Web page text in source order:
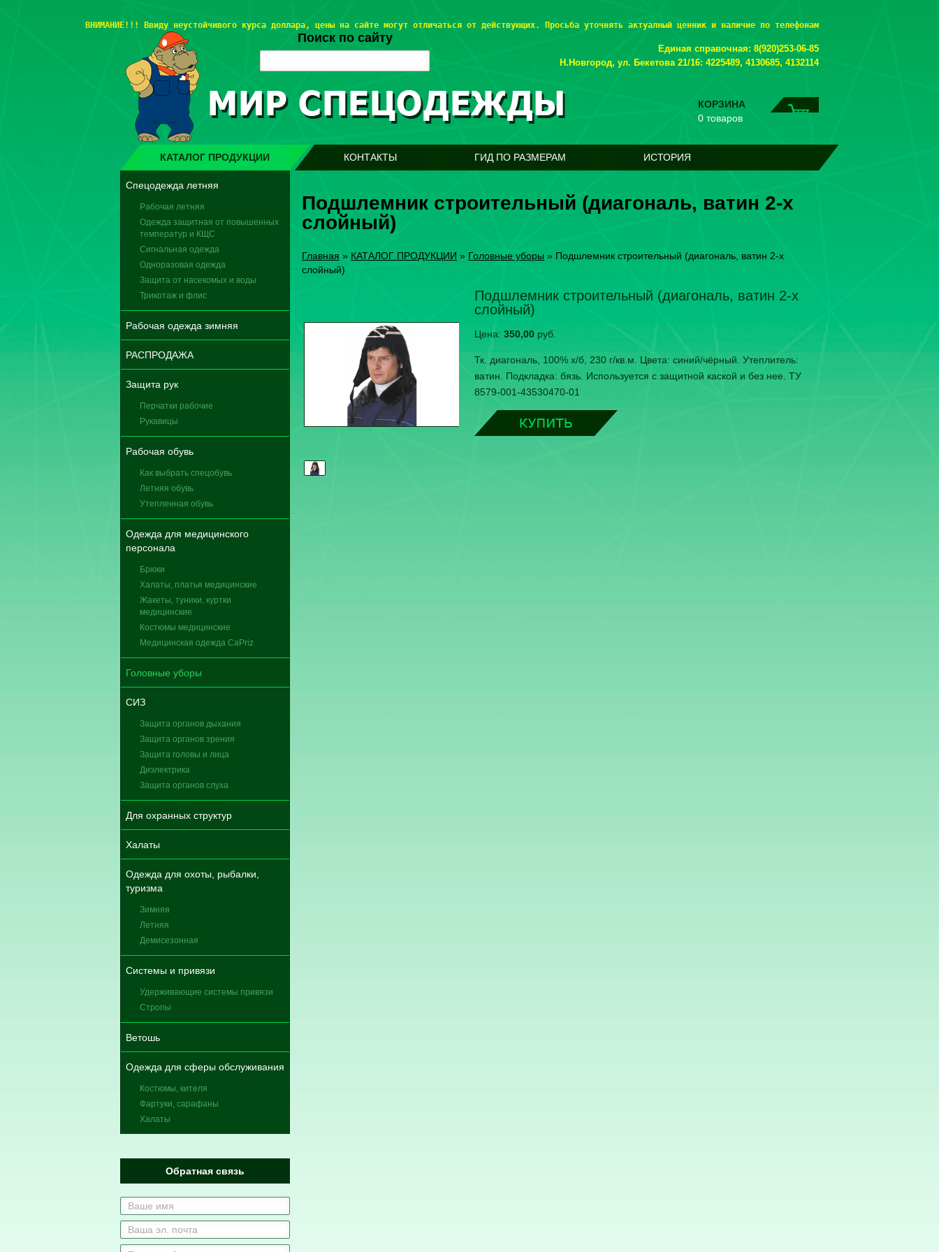
Поиск по сайту
КОРЗИНА
0 товаров
ВНИМАНИЕ!!! Ввиду неустойчивого курса доллара, цены на сайте могут отличаться от действующих. Просьба уточнять актуалный ценник и наличие по телефонам
Единая справочная: 8(920)253-06-85
Н.Новгород, ул. Бекетова 21/16: 4225489, 4130685, 4132114
КАТАЛОГ ПРОДУКЦИИ КОНТАКТЫ ГИД ПО РАЗМЕРАМ ИСТОРИЯ
Спецодежда летняя
Рабочая летняя
Одежда защитная от повышенных
температур и КЩС
Сигнальная одежда
Одноразовая одежда
Защита от насекомых и воды
Трикотаж и флис
Рабочая одежда зимняя
РАСПРОДАЖА
Защита рук
Перчатки рабочие
Рукавицы
Рабочая обувь
Как выбрать спецобувь
Летняя обувь
Утепленная обувь
Одежда для медицинского
персонала
Брюки
Халаты, платья медицинские
Жакеты, туники, куртки
медицинские
Костюмы медицинские
Медицинская одежда CaPriz
Головные уборы
СИЗ
Защита органов дыхания
Защита органов зрения
Защита головы и лица
Диэлектрика
Защита органов слуха
Для охранных структур
Халаты
Одежда для охоты, рыбалки,
туризма
Зимняя
Летняя
Демисезонная
Системы и привязи
Удерживающие системы привязи
Стропы
Ветошь
Одежда для сферы обслуживания
Костюмы, кителя
Фартуки, сарафаны
Халаты
Обратная связь
Подшлемник строительный (диагональ, ватин 2-х
слойный)
Главная » КАТАЛОГ ПРОДУКЦИИ » Головные уборы » Подшлемник строительный (диагональ, ватин 2-х
слойный)
Подшлемник строительный (диагональ, ватин 2-х
слойный)
Цена: 350,00 руб.
Тк. диагональ, 100% х/б, 230 г/кв.м. Цвета: синий/чёрный. Утеплитель:
ватин. Подкладка: бязь. Используется с защитной каской и без нее. ТУ
8579-001-43530470-01